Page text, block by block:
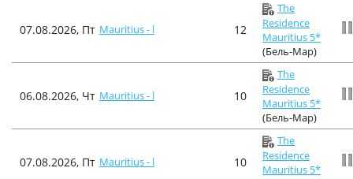
07.08.2026, Пт Mauritius - l 12
The
Residence
Mauritius 5*
(Бель-Мар)
06.08.2026, Чт Mauritius - l 10
The
Residence
Mauritius 5*
(Бель-Мар)
07.08.2026, Пт Mauritius - l 10
The
Residence
Mauritius 5*